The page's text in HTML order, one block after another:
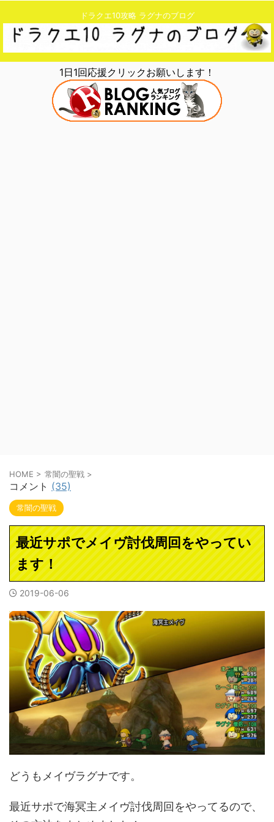
ドラクエ10攻略 ラグナのブログ
1日1回応援クリックお願いします！
HOME > 常闇の聖戦 >
コメント (35)
常闇の聖戦
最近サポでメイヴ討伐周回をやってい
ます！
2019-06-06
どうもメイヴラグナです。
最近サポで海冥主メイヴ討伐周回をやってるので、